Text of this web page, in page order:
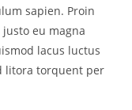
sapien. Proin
eu magna
lacus luctus
litora torquent per